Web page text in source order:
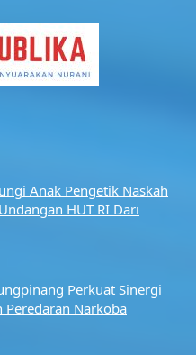
Anak Pengetik Naskah
HUT RI Dari
Perkuat Sinergi
Peredaran Narkoba